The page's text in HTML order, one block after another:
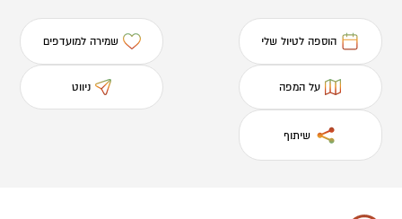
הוספה לטיול שלי שמירה למועדפים
על המפה ניווט
שיתוף